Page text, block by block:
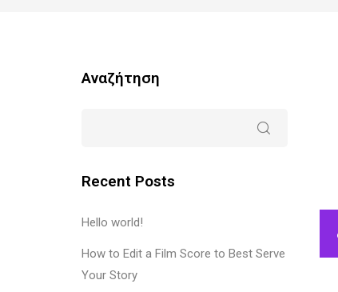
Αναζήτηση
Recent Posts
Hello world!
How to Edit a Film Score to Best Serve
Your Story